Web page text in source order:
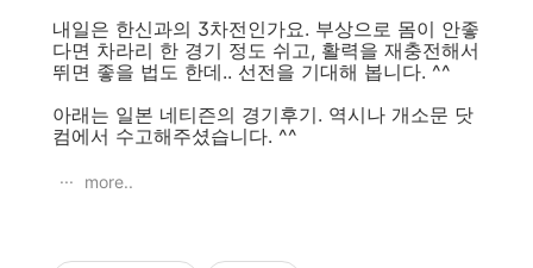
내일은 한신과의 3차전인가요. 부상으로 몸이 안좋
다면 차라리 한 경기 정도 쉬고, 활력을 재충전해서
뛰면 좋을 법도 한데.. 선전을 기대해 봅니다. ^^
아래는 일본 네티즌의 경기후기. 역시나 개소문 닷
컴에서 수고해주셨습니다. ^^
more..